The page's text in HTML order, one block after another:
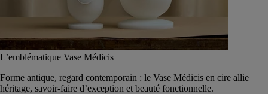
L’emblématique Vase Médicis
Forme antique, regard contemporain : le Vase Médicis en cire allie
héritage, savoir-faire d’exception et beauté fonctionnelle.